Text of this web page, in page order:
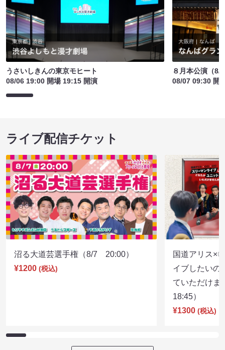
うさいしきんの東京モヒート
08/06 19:00 開場 19:15 開演
８月本公演（8/
08/07 09:30 開
ライブ配信チケット
沼る大道芸選手権（8/7 20:00）
¥1200 (税込)
国道アリス×
イブしたいの
ていただけ
18:45）
¥1300 (税込)